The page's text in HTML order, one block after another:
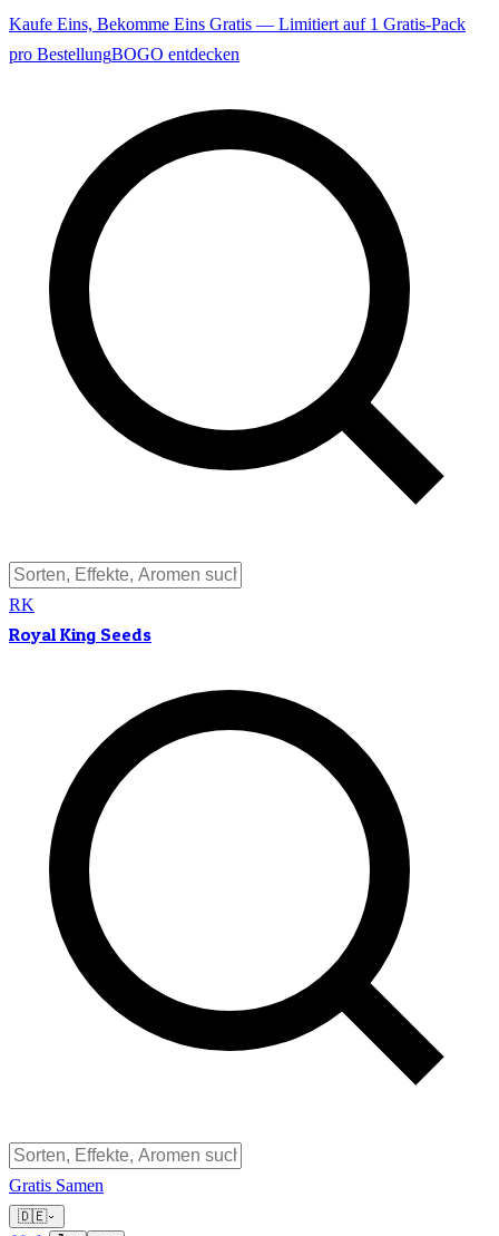
Kaufe Eins, Bekomme Eins Gratis — Limitiert auf 1 Gratis-Pack
pro BestellungBOGO entdecken
RK
Royal King Seeds
Gratis Samen
🇩🇪